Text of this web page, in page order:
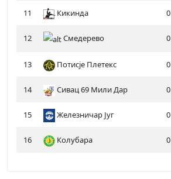
11 Кикинда 0
12 Смедерево 0
13 Потисје Плетекс 0
14 Сивац 69 Мили Дар 0
15 Железничар Југ 0
16 Колубара 0